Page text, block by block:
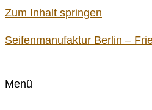
Zum Inhalt springen
Seifenmanufaktur Berlin –
Menü